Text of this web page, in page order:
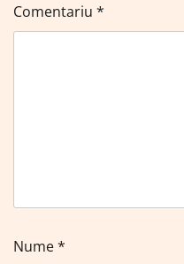
Comentariu *
Nume*